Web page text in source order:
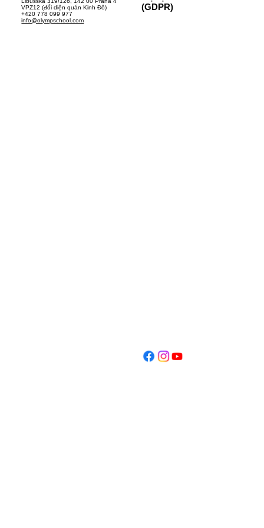
(GDPR)
VPZ12 (đối diện quán Kinh Đô)
+420 778 099 977
info@olympschool.com